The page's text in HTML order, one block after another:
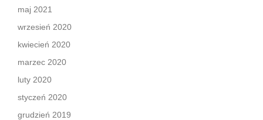
maj 2021
wrzesień 2020
kwiecień 2020
marzec 2020
luty 2020
styczeń 2020
grudzień 2019